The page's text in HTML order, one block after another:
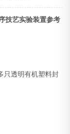
技艺实验装置参考
只透明有机塑料封